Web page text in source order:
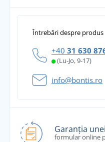
Întrebări despre produs
+40 31 630
(Lu-Jo, 9-17)
info@bontis.ro
Garanția
formular online